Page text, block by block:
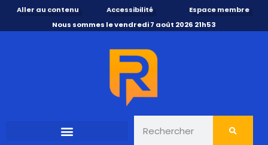
Aller au contenu Accessibilité
Espace membre
Nous sommes le vendredi 7 août 2026 21h53